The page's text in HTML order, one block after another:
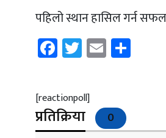
पहिलो स्थान हासिल गर्न
Facebook
Twitter
Email
[reactionpoll]
प्रतिक्रिया 0